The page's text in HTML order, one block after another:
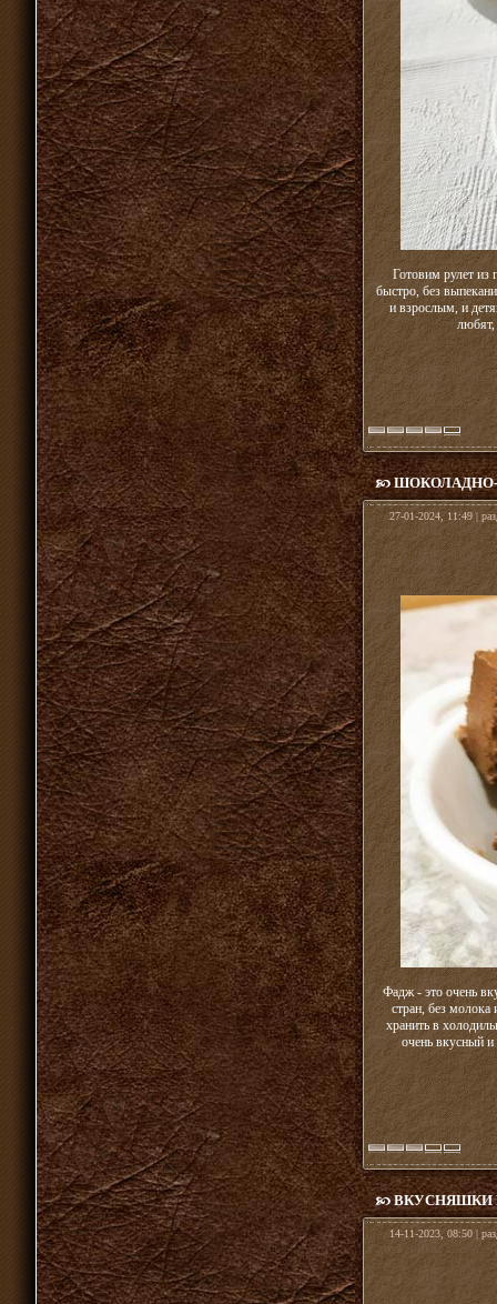
Готовим рулет из
быстро, без
и взрослым, и
любят,
27-01-2024, 11:49 |
Фадж - это очень
стран, без молока
хранить в
очень вкусный и
ВКУСНЯШКИ
14-11-2023, 08:50 |